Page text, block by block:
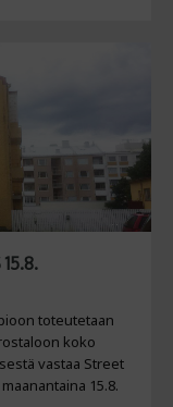
toteutetaan
koko
vastaa Street
15.8.